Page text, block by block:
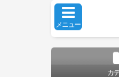
メニュー
カ